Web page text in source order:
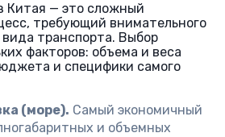
Китая — это сложный
требующий внимательного
транспорта. Выбор
факторов: объема и веса
и специфики самого
(море). Самый экономичный
и объемных